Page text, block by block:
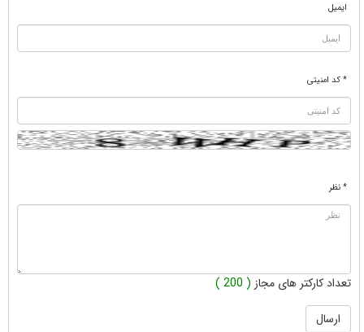
ایمیل
* کد امنیتی
* نظر
تعداد کارکتر های مجاز ( 200 )